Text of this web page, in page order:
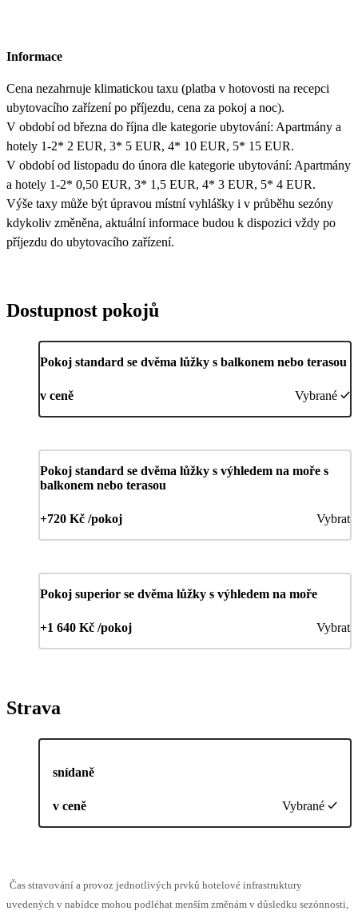
Informace
Cena nezahrnuje klimatickou taxu (platba v hotovosti na recepci
ubytovacího zařízení po příjezdu, cena za pokoj a noc).
V období od března do října dle kategorie ubytování: Apartmány a
hotely 1-2* 2 EUR, 3* 5 EUR, 4* 10 EUR, 5* 15 EUR.
V období od listopadu do února dle kategorie ubytování: Apartmány
a hotely 1-2* 0,50 EUR, 3* 1,5 EUR, 4* 3 EUR, 5* 4 EUR.
Výše taxy může být úpravou místní vyhlášky i v průběhu sezóny
kdykoliv změněna, aktuální informace budou k dispozici vždy po
příjezdu do ubytovacího zařízení.
Dostupnost pokojů
Pokoj standard se dvěma lůžky s balkonem nebo terasou
v ceně Vybrané
Pokoj standard se dvěma lůžky s výhledem na moře s
balkonem nebo terasou
+720 Kč /pokoj Vybrat
Pokoj superior se dvěma lůžky s výhledem na moře
+1 640 Kč /pokoj Vybrat
Strava
snídaně
v ceně Vybrané
Čas stravování a provoz jednotlivých prvků hotelové infrastruktury
uvedených v nabídce mohou podléhat menším změnám v důsledku sezónnosti,